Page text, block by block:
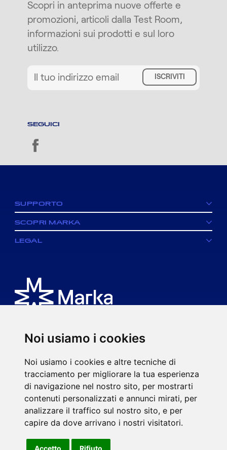
Noi usiamo i cookies
Noi usiamo i cookies e altre tecniche di
tracciamento per migliorare la tua esperienza
di navigazione nel nostro sito, per mostrarti
contenuti personalizzati e annunci mirati, per
analizzare il traffico sul nostro sito, e per
capire da dove arrivano i nostri visitatori.
Accetto Rifiuto
Scopri in anteprima nuove offerte e
promozioni, articoli dalla Test Room,
informazioni sui prodotti e sul loro
utilizzo.
ISCRIVITI
SEGUICI
È un brand di MK spa.
Via Ciro Menotti, 77
20017 Rho (MI)
P.IVA 08593920963
mkspa.com
SUPPORTO
SCOPRI MARKA
LEGAL